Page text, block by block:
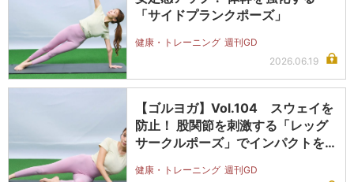
「サイドプランクポーズ」
健康・トレーニング 週刊GD
2026.06.19
【ゴルヨガ】Vol.104 スウェイを
防止！ 股関節を刺激する「レッグ
サークルポーズ」でインパクトを…
健康・トレーニング 週刊GD